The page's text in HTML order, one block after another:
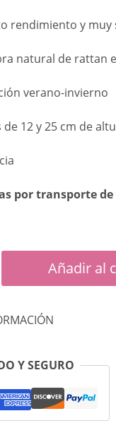
rendimiento y muy
natural de rattan
verano-invierno
12 y 25 cm de
por transporte
Añadir al
Y SEGURO